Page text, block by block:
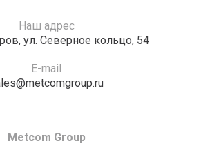
Наш адрес
ул. Северное кольцо, 54
E-mail
Metcom Group